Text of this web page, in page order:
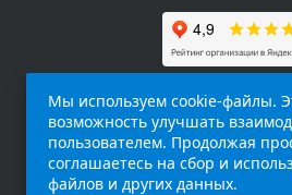
Мы используем cookie-файлы.
возможность улучшать
пользователем. Продолжая
соглашаетесь на сбор и
файлов и других данных.